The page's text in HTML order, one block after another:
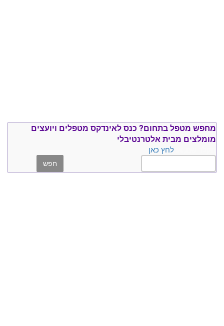
מחפש מטפל בתחום? כנס לאינדקס מטפלים ויועצים
מומלצים מבית אלטרנטיבלי
לחץ כאן